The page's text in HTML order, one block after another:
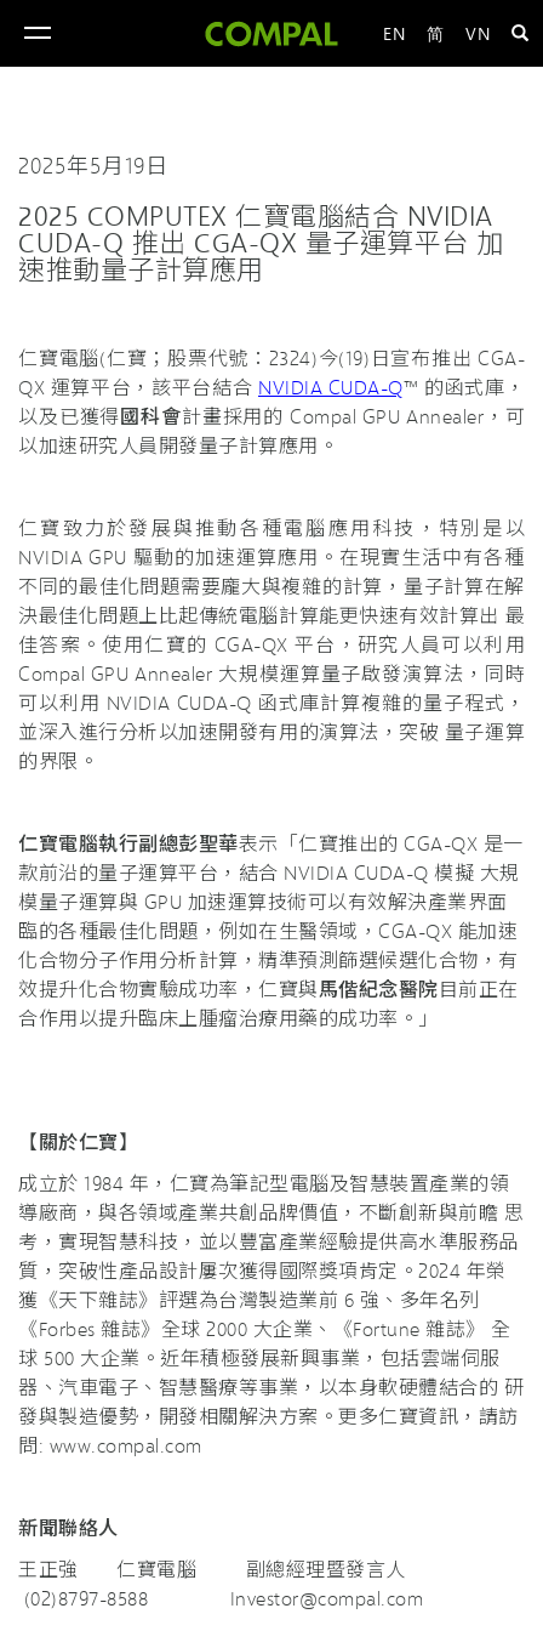
toggle
EN 简 VN
2025年5月19日
2025 COMPUTEX 仁寶電腦結合 NVIDIA
CUDA-Q 推出 CGA-QX 量子運算平台 加
速推動量子計算應用
仁寶電腦(仁寶；股票代號：2324)今(19)日宣布推出 CGA-
QX 運算平台，該平台結合 NVIDIA CUDA-Q™ 的函式庫，
以及已獲得國科會計畫採用的 Compal GPU Annealer，可
以加速研究人員開發量子計算應用。
仁寶致力於發展與推動各種電腦應用科技，特別是以
NVIDIA GPU 驅動的加速運算應用。在現實生活中有各種
不同的最佳化問題需要龐大與複雜的計算，量子計算在解
決最佳化問題上比起傳統電腦計算能更快速有效計算出 最
佳答案。使用仁寶的 CGA-QX 平台，研究人員可以利用
Compal GPU Annealer 大規模運算量子啟發演算法，同時
可以利用 NVIDIA CUDA-Q 函式庫計算複雜的量子程式，
並深入進行分析以加速開發有用的演算法，突破 量子運算
的界限。
仁寶電腦執行副總彭聖華表示「仁寶推出的 CGA-QX 是⼀
款前沿的量子運算平台，結合 NVIDIA CUDA-Q 模擬 大規
模量子運算與 GPU 加速運算技術可以有效解決產業界面
臨的各種最佳化問題，例如在生醫領域，CGA-QX 能加速
化合物分子作用分析計算，精準預測篩選候選化合物，有
效提升化合物實驗成功率，仁寶與馬偕紀念醫院目前正在
合作用以提升臨床上腫瘤治療用藥的成功率。」
【關於仁寶】
成立於 1984 年，仁寶為筆記型電腦及智慧裝置產業的領
導廠商，與各領域產業共創品牌價值，不斷創新與前瞻 思
考，實現智慧科技，並以豐富產業經驗提供高水準服務品
質，突破性產品設計屢次獲得國際獎項肯定。2024 年榮
獲《天下雜誌》評選為台灣製造業前 6 強、多年名列
《Forbes 雜誌》全球 2000 大企業、《Fortune 雜誌》 全
球 500 大企業。近年積極發展新興事業，包括雲端伺服
器、汽車電子、智慧醫療等事業，以本身軟硬體結合的 研
發與製造優勢，開發相關解決方案。更多仁寶資訊，請訪
問: www.compal.com
新聞聯絡人
王正強 仁寶電腦
副總經理暨發言人
(02)8797-8588 Investor@compal.com